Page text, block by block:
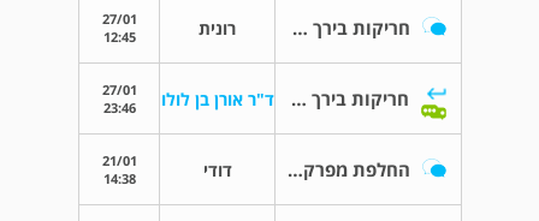
חריקות בירך לאחר ניתוח לפני 5 חודשים רונית
27/01
12:45
חריקות בירך לאחר ניתוח לפני 5 חודשים ד"ר אורן בן לולו
27/01
23:46
החלפת מפרק ירך בימין ובשמאל דודי
21/01
14:38